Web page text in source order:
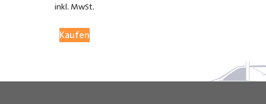
Kontaktieren Sie uns per E-Mail unter
05251 29 70 9-90.
inkl. MwSt.
Kaufen